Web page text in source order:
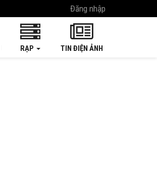
Đăng nhập
RẠP TIN ĐIỆN ẢNH